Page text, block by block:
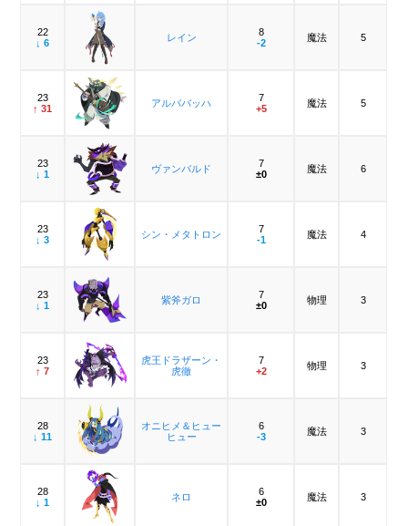
22
↓ 6
レイン
8
-2
魔法 5
23
↑ 31
アルババッハ
7
+5
魔法 5
23
↓ 1
ヴァンバルド
7
±0
魔法 6
23
↓ 3
シン・メタトロン
7
-1
魔法 4
23
↓ 1
紫斧ガロ
7
±0
物理 3
23
↑ 7
虎王ドラザーン・
虎徹
7
+2
物理 3
28
↓ 11
オニヒメ＆ヒュー
ヒュー
6
-3
魔法 3
28
↓ 1
ネロ
6
±0
魔法 3